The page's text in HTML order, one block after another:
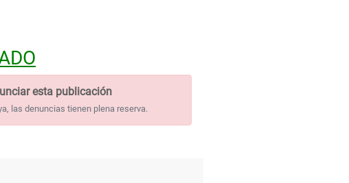
esta publicación
las denuncias tienen plena reserva.